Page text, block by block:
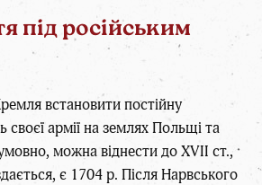
під російським
встановити постійну
своєї армії на землях Польщі та
можна віднести до XVII ст.,
є 1704 р. Після Нарвського